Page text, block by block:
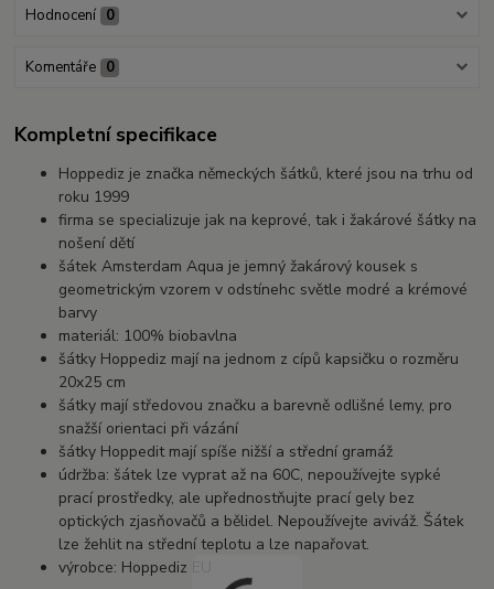
Hodnocení 0
Komentáře 0
Kompletní specifikace
Hoppediz je značka německých šátků, které jsou na trhu od
roku 1999
firma se specializuje jak na keprové, tak i žakárové šátky na
nošení dětí
šátek Amsterdam Aqua je jemný žakárový kousek s
geometrickým vzorem v odstínehc světle modré a krémové
barvy
materiál: 100% biobavlna
šátky Hoppediz mají na jednom z cípů kapsičku o rozměru
20x25 cm
šátky mají středovou značku a barevně odlišné lemy, pro
snažší orientaci při vázání
šátky Hoppedit mají spíše nižší a střední gramáž
údržba: šátek lze vyprat až na 60C, nepoužívejte sypké
prací prostředky, ale upřednostňujte prací gely bez
optických zjasňovačů a bělidel. Nepoužívejte aviváž. Šátek
lze žehlit na střední teplotu a lze napařovat.
výrobce: Hoppediz EU